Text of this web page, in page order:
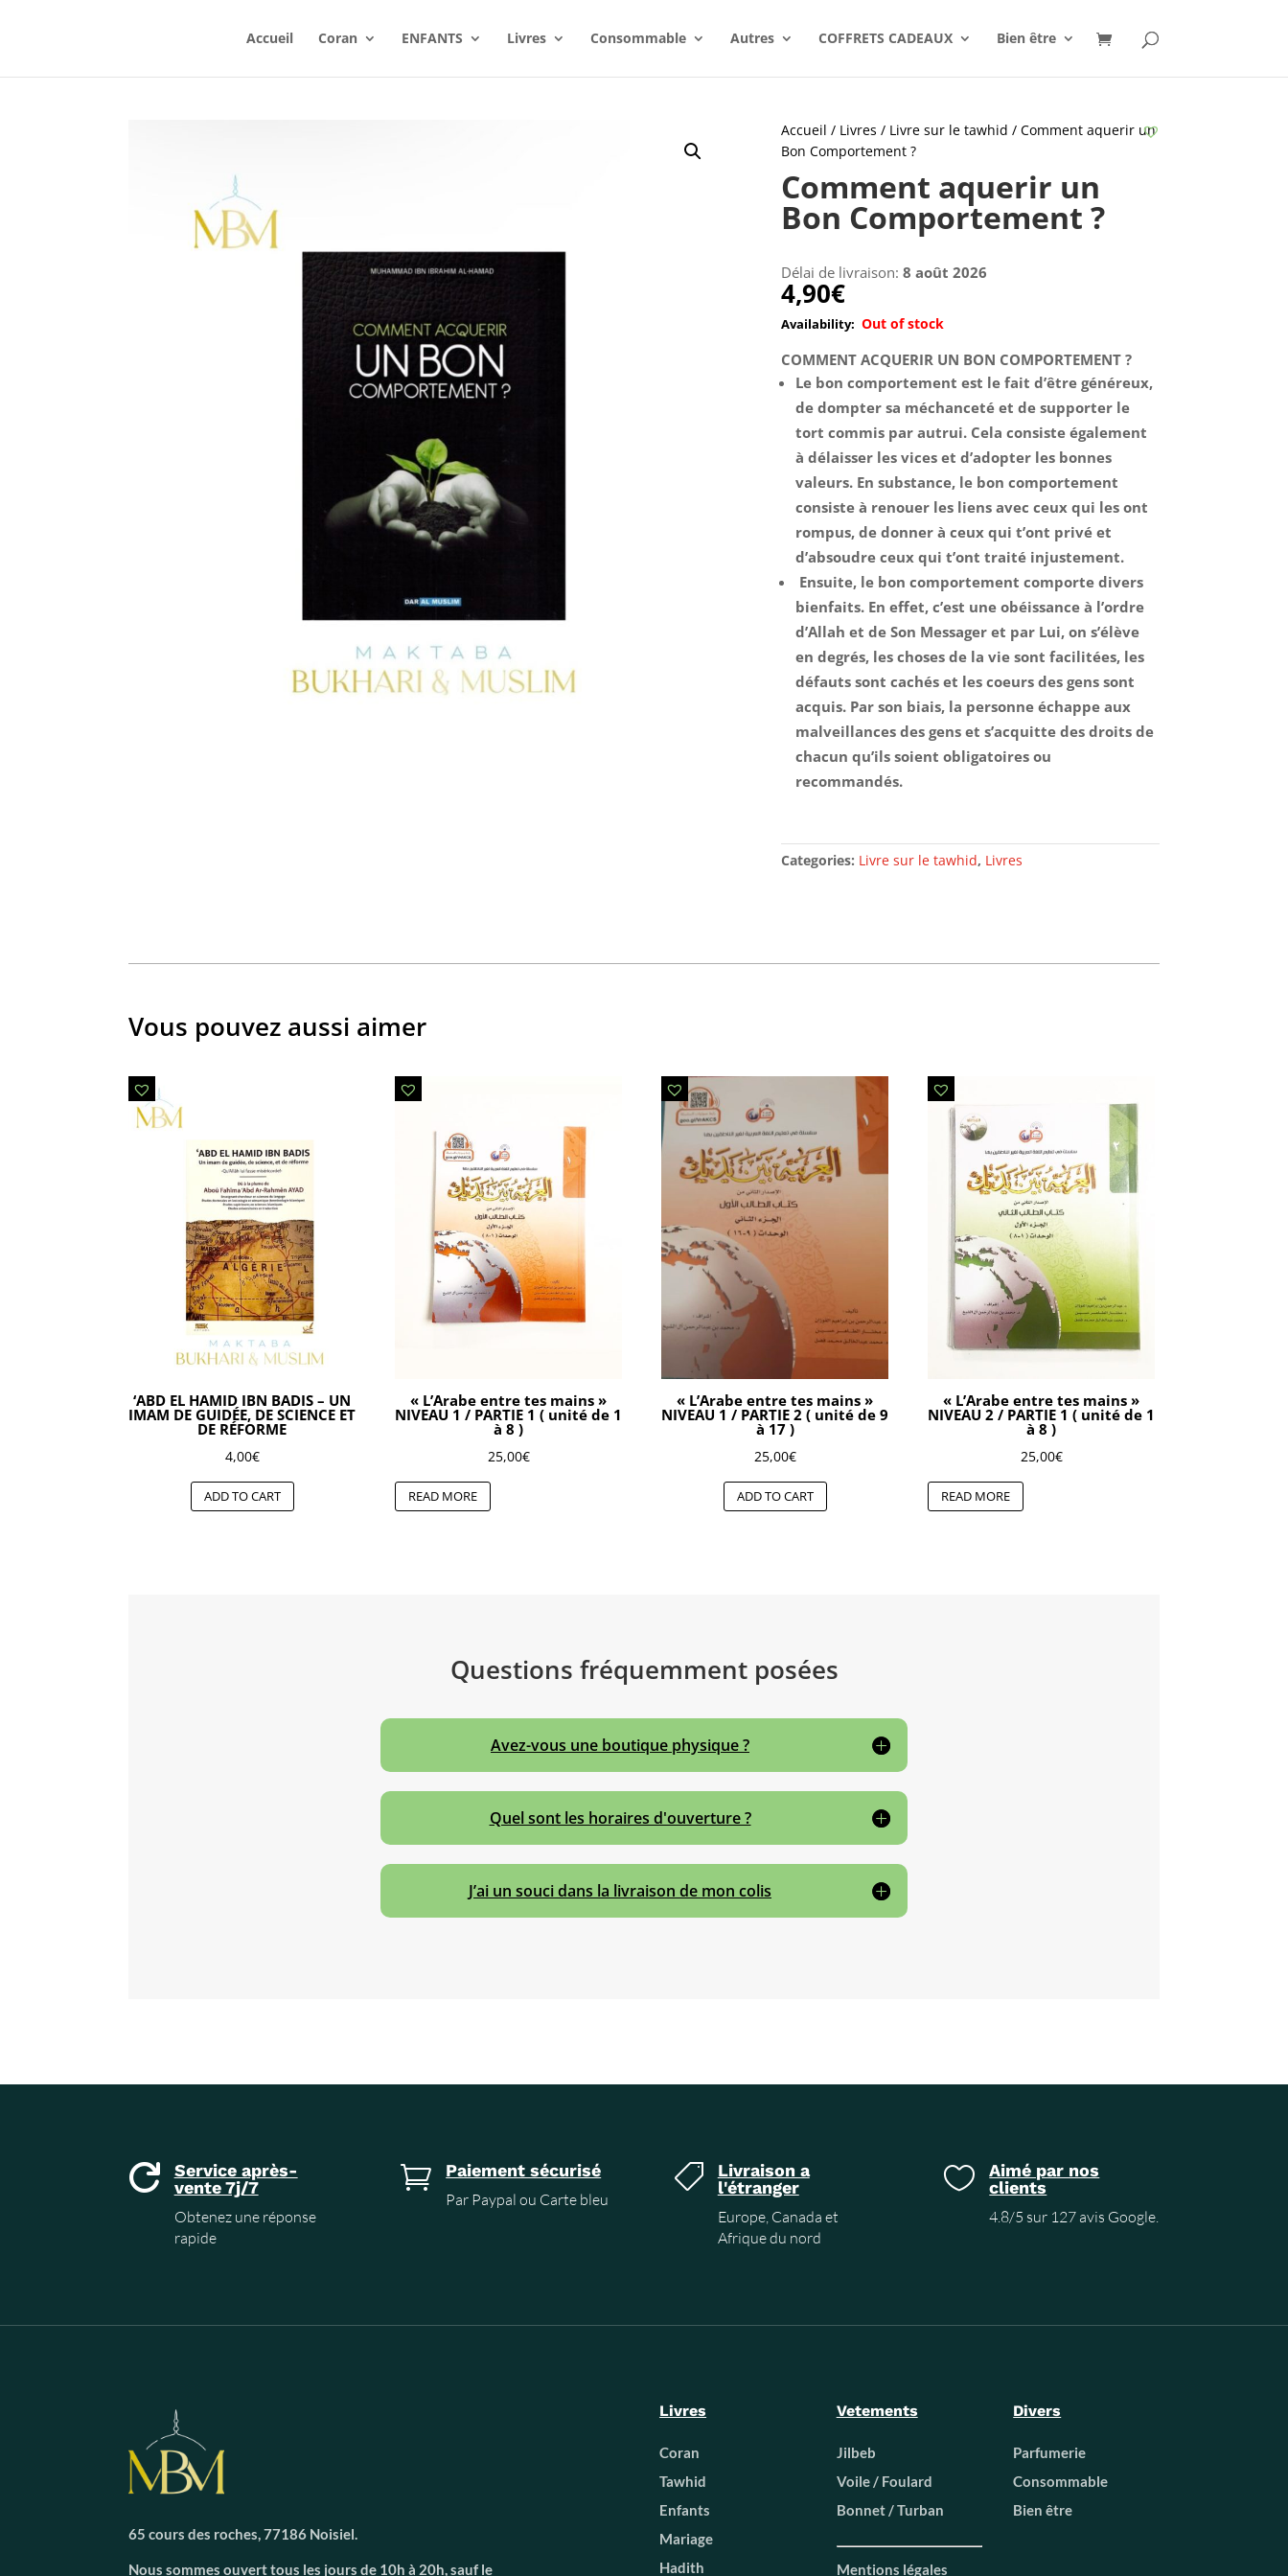
Accueil Coran ENFANTS Livres Consommable Autres COFFRETS CADEAUX Bien être
Accueil / Livres / Livre sur le tawhid / Comment aquerir un
Bon Comportement ?
Comment aquerir un
Bon Comportement ?
Délai de livraison: 8 août 2026
4,90€
Out of stock
COMMENT ACQUERIR UN BON COMPORTEMENT ?
Le bon comportement est le fait d’être généreux,
de dompter sa méchanceté et de supporter le
tort commis par autrui. Cela consiste également
à délaisser les vices et d’adopter les bonnes
valeurs. En substance, le bon comportement
consiste à renouer les liens avec ceux qui les ont
rompus, de donner à ceux qui t’ont privé et
d’absoudre ceux qui t’ont traité injustement.
Ensuite, le bon comportement comporte divers
bienfaits. En effet, c’est une obéissance à l’ordre
d’Allah et de Son Messager et par Lui, on s’élève
en degrés, les choses de la vie sont facilitées, les
défauts sont cachés et les coeurs des gens sont
acquis. Par son biais, la personne échappe aux
malveillances des gens et s’acquitte des droits de
chacun qu’ils soient obligatoires ou
recommandés.
Categories: Livre sur le tawhid, Livres
Vous pouvez aussi aimer
‘ABD EL HAMID IBN BADIS – UN
IMAM DE GUIDÉE, DE SCIENCE ET
DE RÉFORME
4,00€
ADD TO CART
« L’Arabe entre tes mains »
NIVEAU 1 / PARTIE 1 ( unité de 1
à 8 )
25,00€
READ MORE
« L’Arabe entre tes mains »
NIVEAU 1 / PARTIE 2 ( unité de 9
à 17 )
25,00€
ADD TO CART
« L’Arabe entre tes mains »
NIVEAU 2 / PARTIE 1 ( unité de 1
à 8 )
25,00€
READ MORE
Questions fréquemment posées
Avez-vous une boutique physique ?
Quel sont les horaires d'ouverture ?
J’ai un souci dans la livraison de mon colis

Service après-
vente 7j/7
Obtenez une réponse
rapide
 Paiement sécurisé
Par Paypal ou Carte bleu

Livraison a
l'étranger
Europe, Canada et
Afrique du nord

Aimé par nos
clients
4.8/5 sur 127 avis Google.
65 cours des roches, 77186 Noisiel.
Nous sommes ouvert tous les jours de 10h à 20h, sauf le
Livres
Coran
Tawhid
Enfants
Mariage
Hadith
Vetements
Jilbeb
Voile / Foulard
Bonnet / Turban
Mentions légales
Divers
Parfumerie
Consommable
Bien être